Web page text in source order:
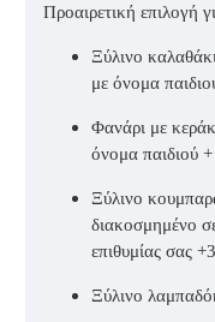
Προαιρετική
Ξύλινο
με όνομα
Φανάρι με
όνομα παιδιού
Ξύλινο
διακοσμημένο
επιθυμίας σας
Ξύλινο